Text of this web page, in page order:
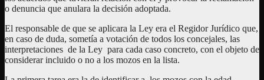
o denuncia que anulara la decisión adoptada.
El responsable de que se aplicara la Ley era el Regidor Jurídico que,
en caso de duda, sometía a votación de todos los concejales, las
interpretaciones de la Ley para cada caso concreto, con el objeto de
considerar incluido o no a los mozos en la lista.